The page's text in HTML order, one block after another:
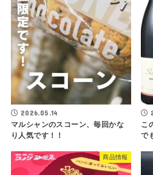
2026.05.14
マルシャンのスコーン、毎回かな
り人気です！！
こ
で
商品情報